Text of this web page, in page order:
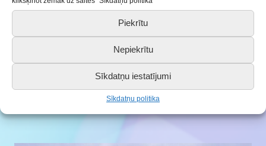
Piekrītu
Nepiekrītu
Sīkdatņu iestatījumi
Sīkdatņu politika
Vairāk par Erasmus+ jaunatnes līdzdalības
projektiem uzzini šeit: jaunatne.gov.lv/par-
agenturu/programmas-projekti/erasmus/jaunatnes-